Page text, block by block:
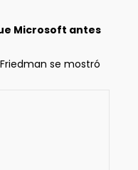
Microsoft antes
se mostró